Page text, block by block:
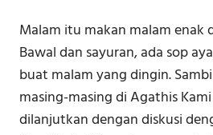
Malam itu makan malam enak
Bawal dan sayuran, ada sop
buat malam yang dingin.
masing-masing di Agathis
dilanjutkan dengan diskusi